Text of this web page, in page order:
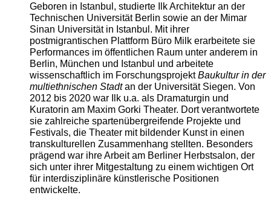
Geboren in Istanbul, studierte Ilk Architektur an der
Technischen Universität Berlin sowie an der Mimar
Sinan Universität in Istanbul. Mit ihrer
postmigrantischen Plattform Büro Milk erarbeitete sie
Performances im öffentlichen Raum unter anderem in
Berlin, München und Istanbul und arbeitete
wissenschaftlich im ForschungsprojektBaukultur in der
multiethnischen Stadtan der Universität Siegen. Von
2012 bis 2020 war Ilk u.a. als Dramaturgin und
Kuratorin am Maxim Gorki Theater. Dort verantwortete
sie zahlreiche spartenübergreifende Projekte und
Festivals, die Theater mit bildender Kunst in einen
transkulturellen Zusammenhang stellten. Besonders
prägend war ihre Arbeit am Berliner Herbstsalon, der
sich unter ihrer Mitgestaltung zu einem wichtigen Ort
für interdisziplinäre künstlerische Positionen
entwickelte.